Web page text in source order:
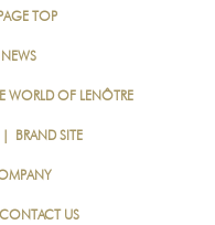
TOP
NEWS
WORLD OF LENÔTRE
｜ BRAND SITE
US